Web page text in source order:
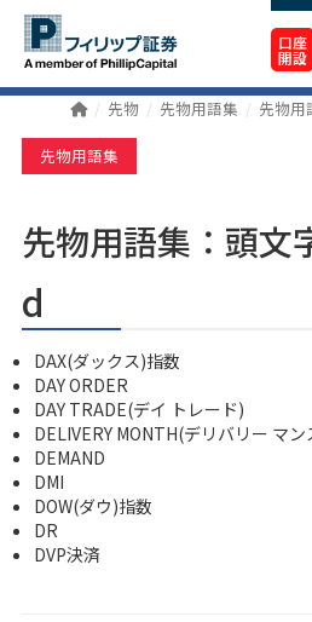
口座
開設
先物 先物用語集 先物用
先物用語集
先物用語集：頭文
d
DAX(ダックス)指数
DAY ORDER
DAY TRADE(デイ トレード)
DELIVERY MONTH(デリバリー マン
DEMAND
DMI
DOW(ダウ)指数
DR
DVP決済